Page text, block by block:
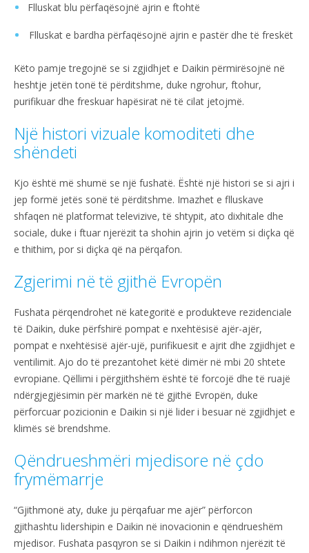
Flluskat blu përfaqësojnë ajrin e ftohtë
Flluskat e bardha përfaqësojnë ajrin e pastër dhe të freskët
Këto pamje tregojnë se si zgjidhjet e Daikin përmirësojnë në
heshtje jetën tonë të përditshme, duke ngrohur, ftohur,
purifikuar dhe freskuar hapësirat në të cilat jetojmë.
Një histori vizuale komoditeti dhe
shëndeti
Kjo është më shumë se një fushatë. Është një histori se si ajri i
jep formë jetës sonë të përditshme. Imazhet e flluskave
shfaqen në platformat televizive, të shtypit, ato dixhitale dhe
sociale, duke i ftuar njerëzit ta shohin ajrin jo vetëm si diçka që
e thithim, por si diçka që na përqafon.
Zgjerimi në të gjithë Evropën
Fushata përqendrohet në kategoritë e produkteve rezidenciale
të Daikin, duke përfshirë pompat e nxehtësisë ajër-ajër,
pompat e nxehtësisë ajër-ujë, purifikuesit e ajrit dhe zgjidhjet e
ventilimit. Ajo do të prezantohet këtë dimër në mbi 20 shtete
evropiane. Qëllimi i përgjithshëm është të forcojë dhe të ruajë
ndërgjegjësimin për markën në të gjithë Evropën, duke
përforcuar pozicionin e Daikin si një lider i besuar në zgjidhjet e
klimës së brendshme.
Qëndrueshmëri mjedisore në çdo
frymëmarrje
“Gjithmonë aty, duke ju përqafuar me ajër” përforcon
gjithashtu lidershipin e Daikin në inovacionin e qëndrueshëm
mjedisor. Fushata pasqyron se si Daikin i ndihmon njerëzit të